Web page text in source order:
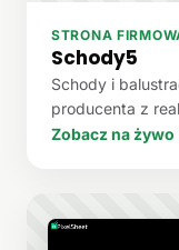
STRONA
Schody5
Schody i
producenta z
Zobacz na